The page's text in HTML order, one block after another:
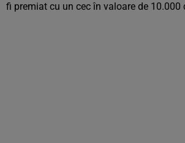
fi premiat cu un cec în valoare de 10.000